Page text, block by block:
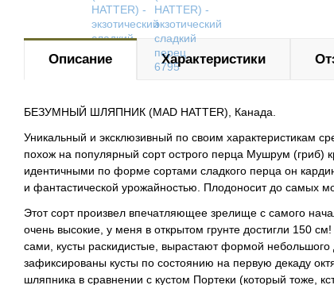
Описание
БЕЗУМНЫЙ ШЛЯПНИК (MAD HATTER), Канада.
Уникальный и эксклюзивный по своим
похож на популярный сорт острого перца Мушрум (гриб)
идентичными по форме сортами сладкого перца он
и фантастической урожайностью. Плодоносит до самых
Этот сорт произвел впечатляющее зрелище с самого
очень высокие, у меня в открытом грунте достигли 150
сами, кусты раскидистые, вырастают формой
зафиксированы кусты по состоянию на первую декаду
шляпника в сравнении с кустом Портеки (который тоже,
Характеристики